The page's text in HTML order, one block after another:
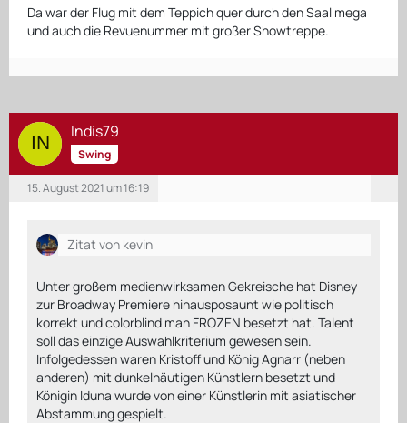
Da war der Flug mit dem Teppich quer durch den Saal mega
und auch die Revuenummer mit großer Showtreppe.
Indis79
Swing
15. August 2021 um 16:19
Zitat von kevin
Unter großem medienwirksamen Gekreische hat Disney
zur Broadway Premiere hinausposaunt wie politisch
korrekt und colorblind man FROZEN besetzt hat. Talent
soll das einzige Auswahlkriterium gewesen sein.
Infolgedessen waren Kristoff und König Agnarr (neben
anderen) mit dunkelhäutigen Künstlern besetzt und
Königin Iduna wurde von einer Künstlerin mit asiatischer
Abstammung gespielt.